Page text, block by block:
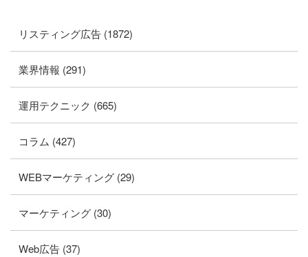
リスティング広告 (1872)
業界情報 (291)
運用テクニック (665)
コラム (427)
WEBマーケティング (29)
マーケティング (30)
Web広告 (37)